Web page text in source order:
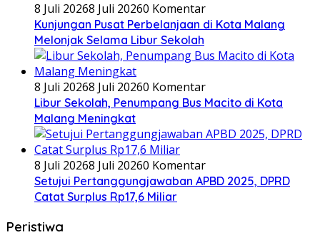
8 Juli 20268 Juli 20260 Komentar
Kunjungan Pusat Perbelanjaan di Kota Malang
Melonjak Selama Libur Sekolah
8 Juli 20268 Juli 20260 Komentar
Libur Sekolah, Penumpang Bus Macito di Kota
Malang Meningkat
8 Juli 20268 Juli 20260 Komentar
Setujui Pertanggungjawaban APBD 2025, DPRD
Catat Surplus Rp17,6 Miliar
Peristiwa